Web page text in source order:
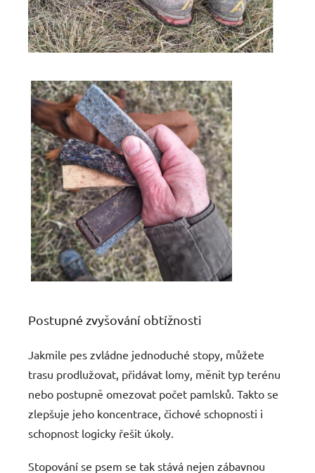
Postupné zvyšování obtížnosti
Jakmile pes zvládne jednoduché stopy, můžete
trasu prodlužovat, přidávat lomy, měnit typ terénu
nebo postupně omezovat počet pamlsků. Takto se
zlepšuje jeho koncentrace, čichové schopnosti i
schopnost logicky řešit úkoly.
Stopování se psem se tak stává nejen zábavnou